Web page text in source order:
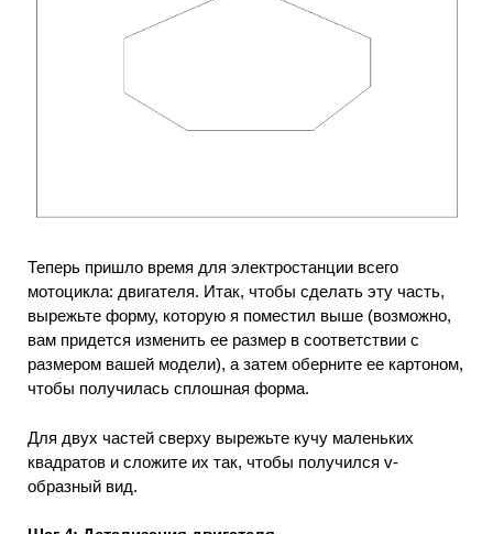
Теперь пришло время для электростанции всего
мотоцикла: двигателя. Итак, чтобы сделать эту часть,
вырежьте форму, которую я поместил выше (возможно,
вам придется изменить ее размер в соответствии с
размером вашей модели), а затем оберните ее картоном,
чтобы получилась сплошная форма.
Для двух частей сверху вырежьте кучу маленьких
квадратов и сложите их так, чтобы получился v-
образный вид.